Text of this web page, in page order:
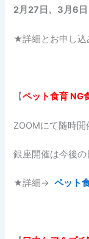
2月27日、3月6
★詳細とお申し
【ペット食育 NG
ZOOMにて随時開
銀座開催は今後の
★詳細→ペット